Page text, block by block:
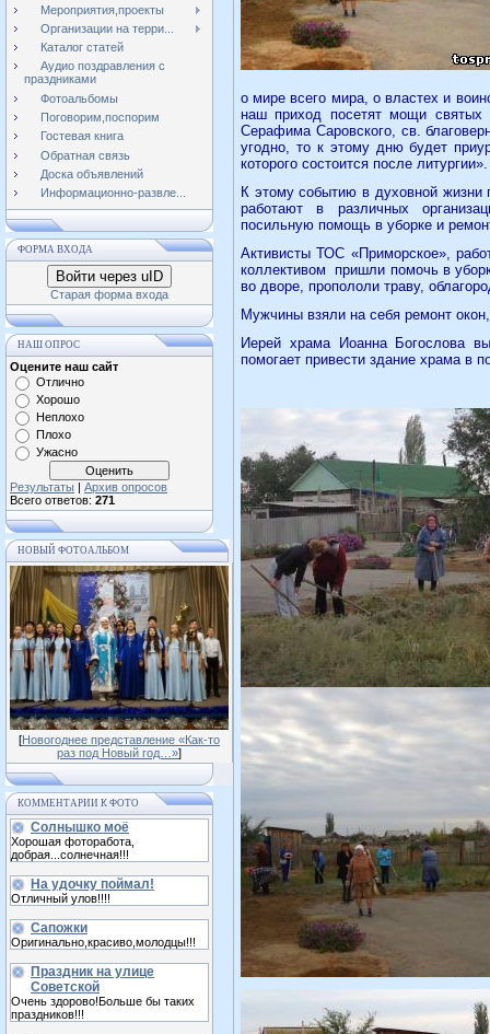
Мероприятия,проекты
Организации на терри...
Каталог статей
Аудио поздравления с
праздниками
Фотоальбомы
Поговорим,поспорим
Гостевая книга
Обратная связь
Доска объявлений
Информационно-развле...
ФОРМА ВХОДА
Войти через uID
Старая форма входа
НАШ ОПРОС
Оцените наш сайт
Отлично
Хорошо
Неплохо
Плохо
Ужасно
Результаты | Архив опросов
Всего ответов: 271
НОВЫЙ ФОТОАЛЬБОМ
[Новогоднее представление «Как-то
раз под Новый год…»]
КОММЕНТАРИИ К ФОТО
Солнышко моё
Хорошая фоторабота,
добрая...солнечная!!!
На удочку поймал!
Отличный улов!!!!
Сапожки
Оригинально,красиво,молодцы!!!
Праздник на улице
Советской
Очень здорово!Больше бы таких
праздников!!!
о мире всего мира, о властех и
наш приход посетят мощи святых
Серафима Саровского, св.
угодно, то к этому дню будет
которого состоится после
К этому событию в духовной жизни
работают в различных
посильную помощь в уборке и
Активисты ТОС «Приморское»,
коллективом
пришли помочь в
во дворе, пропололи траву,
Мужчины взяли на себя ремонт
Иерей храма Иоанна Богослова
помогает привести здание храма в